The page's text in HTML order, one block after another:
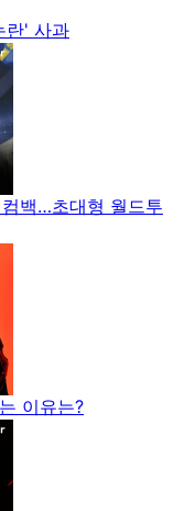
란' 사과
백…초대형 월드투
이유는?